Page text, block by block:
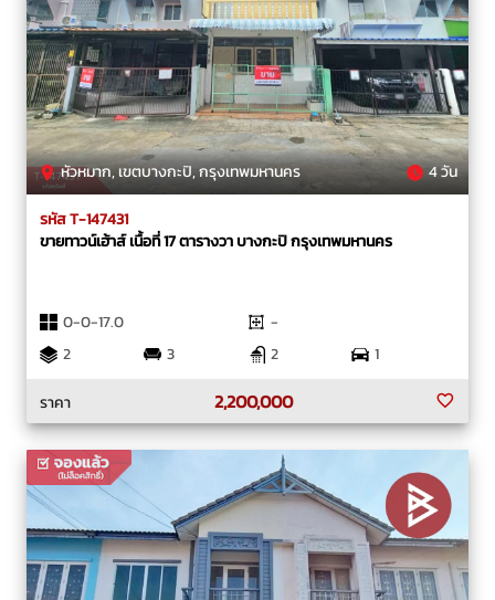
หัวหมาก, เขตบางกะปิ, กรุงเทพมหานคร 4 วัน
รหัส T-147431
ขายทาวน์เฮ้าส์ เนื้อที่ 17 ตารางวา บางกะปิ กรุงเทพมหานคร
0-0-17.0
-
2
3 2
1
ราคา
2,200,000